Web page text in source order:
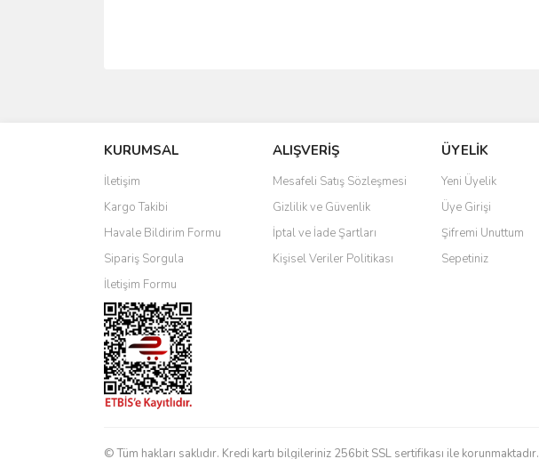
Ürün resmi kalitesiz, bozuk veya görüntülenemiyor.
Ürün açıklamasında eksik bilgiler bulunuyor.
Ürün bilgilerinde hatalar bulunuyor.
Ürün fiyatı diğer sitelerden daha pahalı.
Bu ürüne benzer farklı alternatifler olmalı.
KURUMSAL
İletişim
Kargo Takibi
Havale Bildirim Formu
Sipariş Sorgula
İletişim Formu
ALIŞVERİŞ
Mesafeli Satış Sözleşmesi
Gizlilik ve Güvenlik
İptal ve İade Şartları
Kişisel Veriler Politikası
ÜYELİK
Yeni Üyelik
Üye Girişi
Şifremi Unuttum
Sepetiniz
© Tüm hakları saklıdır. Kredi kartı bilgileriniz 256bit SSL sertifikası ile korunmaktadır.